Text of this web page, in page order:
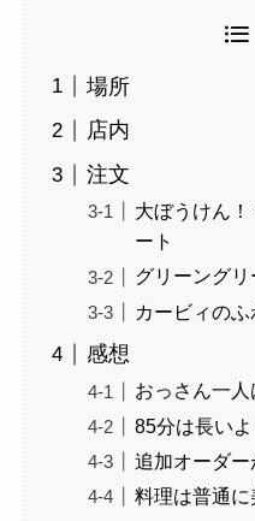
場所
店内
注文
大ぼうけん
ート
グリーング
カービィの
感想
おっさん一
85分は長い
追加オーダ
料理は普通